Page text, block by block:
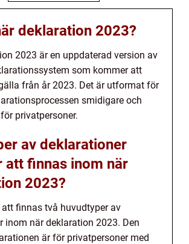
deklaration 2023?
2023 är en uppdaterad version av
som kommer att
från år 2023. Det är utformat för
smidigare och
privatpersoner.
av deklarationer
att finnas inom när
2023?
att finnas två huvudtyper av
inom när deklaration 2023. Den
är för privatpersoner med